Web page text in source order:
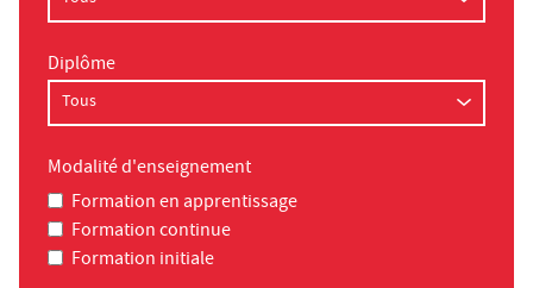
Diplôme
Modalité d'enseignement
Formation en apprentissage
Formation continue
Formation initiale